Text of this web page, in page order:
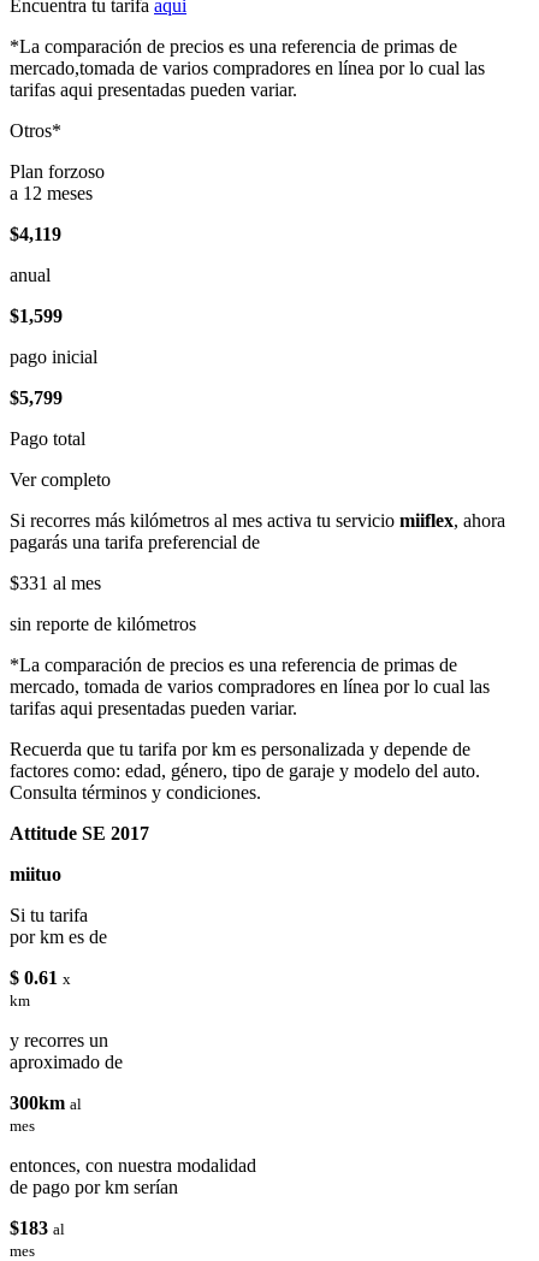
Encuentra tu tarifa aqui
*La comparación de precios es una referencia de primas de
mercado,tomada de varios compradores en línea por lo cual las
tarifas aqui presentadas pueden variar.
Otros*
Plan forzoso
a 12 meses
$4,119
anual
$1,599
pago inicial
$5,799
Pago total
Ver completo
Si recorres más kilómetros al mes activa tu servicio miiflex, ahora
pagarás una tarifa preferencial de
$331 al mes
sin reporte de kilómetros
*La comparación de precios es una referencia de primas de
mercado, tomada de varios compradores en línea por lo cual las
tarifas aqui presentadas pueden variar.
Recuerda que tu tarifa por km es personalizada y depende de
factores como: edad, género, tipo de garaje y modelo del auto.
Consulta términos y condiciones.
Attitude SE 2017
miituo
Si tu tarifa
por km es de
$ 0.61 x
km
y recorres un
aproximado de
300km al
mes
entonces, con nuestra modalidad
de pago por km serían
$183 al
mes